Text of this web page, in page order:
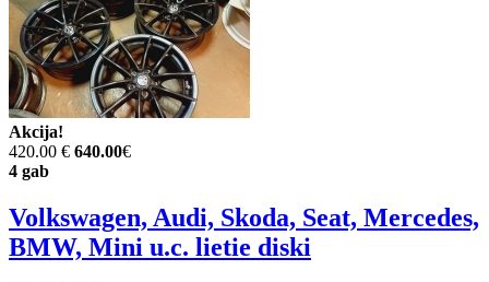
Akcija!
420.00 € 640.00€
4 gab
Volkswagen, Audi, Skoda, Seat, Mercedes,
BMW, Mini u.c. lietie diski